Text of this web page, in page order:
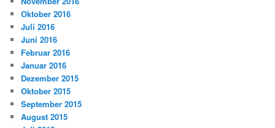
Oktober 2016
Juli 2016
Juni 2016
Februar 2016
Januar 2016
Dezember 2015
Oktober 2015
September 2015
August 2015